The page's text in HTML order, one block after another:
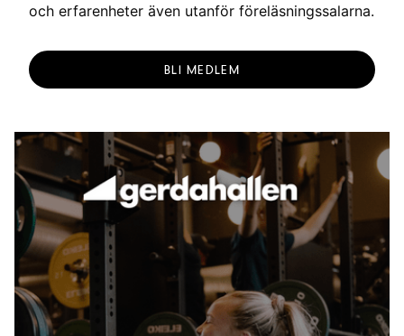
och erfarenheter även utanför föreläsningssalarna.
BLI MEDLEM